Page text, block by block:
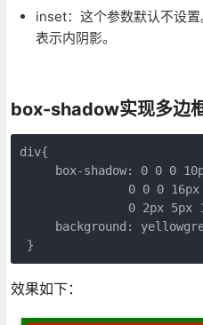
inset：这个参数默认不设
表示内阴影。
box-shadow实现多边框
div{
box-shadow: 0 0 0
0 0 0 16px
0 2px 5px
background:
}
效果如下：